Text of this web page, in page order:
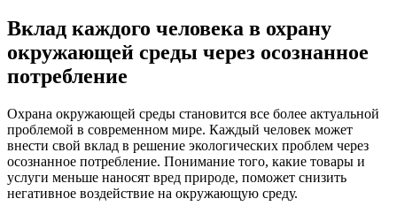
Вклад каждого человека в охрану
окружающей среды через осознанное
потребление
Охрана окружающей среды становится все более актуальной
проблемой в современном мире. Каждый человек может
внести свой вклад в решение экологических проблем через
осознанное потребление. Понимание того, какие товары и
услуги меньше наносят вред природе, поможет снизить
негативное воздействие на окружающую среду.